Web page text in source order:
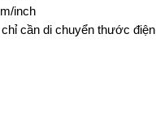
inch
cần di chuyển thước